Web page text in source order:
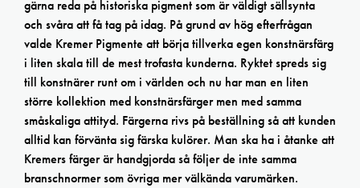
gärna reda på historiska pigment som är väldigt sällsynta
och svåra att få tag på idag. På grund av hög efterfrågan
valde Kremer Pigmente att börja tillverka egen konstnärsfärg
i liten skala till de mest trofasta kunderna. Ryktet spreds sig
till konstnärer runt om i världen och nu har man en liten
större kollektion med konstnärsfärger men med samma
småskaliga attityd. Färgerna rivs på beställning så att kunden
alltid kan förvänta sig färska kulörer. Man ska ha i åtanke att
Kremers färger är handgjorda så följer de inte samma
branschnormer som övriga mer välkända varumärken.